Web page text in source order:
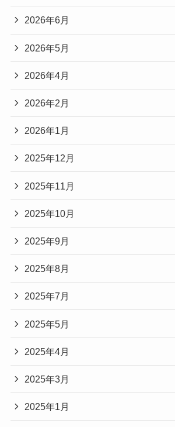
2026年6月
2026年5月
2026年4月
2026年2月
2026年1月
2025年12月
2025年11月
2025年10月
2025年9月
2025年8月
2025年7月
2025年5月
2025年4月
2025年3月
2025年1月